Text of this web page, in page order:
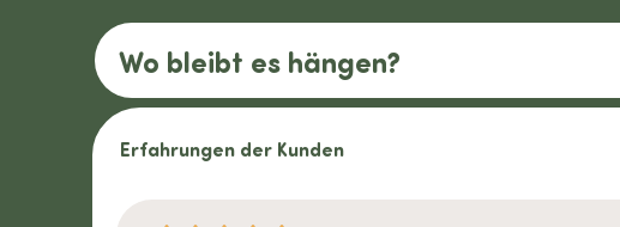
Wo bleibt es hängen?
Erfahrungen der Kunden